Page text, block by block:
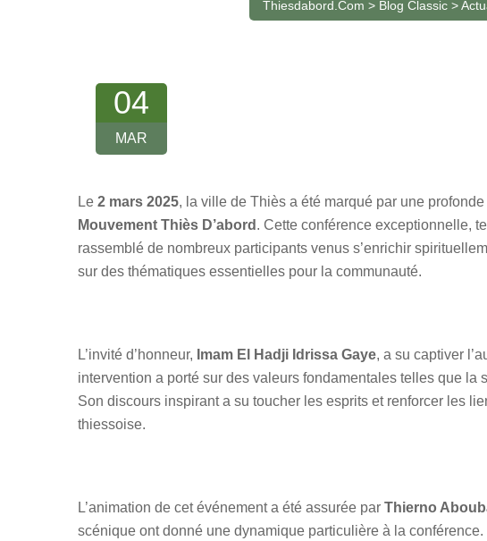
Thiesdabord.com > Blog Classic >
04
MAR
Le 2 mars 2025, la ville de Thiès a été marqué par une
Mouvement Thiès D’abord . Cette conférence exceptionnelle,
rassemblé de nombreux participants venus s’enrichir
sur des thématiques essentielles pour la communauté.
L’invité d’honneur, Imam El Hadji Idrissa Gaye, a su captiver
intervention a porté sur des valeurs fondamentales telles que la
Son discours inspirant a su toucher les esprits et renforcer les
thiessoise.
L’animation de cet événement a été assurée par Thierno
scénique ont donné une dynamique particulière à la